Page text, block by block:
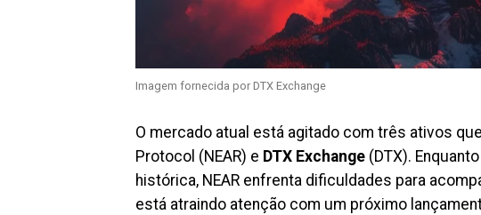
Imagem fornecida por DTX Exchange
O mercado atual está agitado com três ativos
Protocol (NEAR) e DTX Exchange (DTX).
histórica, NEAR enfrenta dificuldades para
está atraindo atenção com um próximo